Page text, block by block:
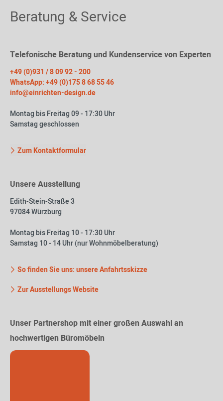
Beratung & Service
Telefonische Beratung und Kundenservice von Experten
+49 (0)931 / 8 09 92 - 200
WhatsApp: +49 (0)175 8 68 55 46
info@einrichten-design.de
Montag bis Freitag 09 - 17:30 Uhr
Samstag geschlossen
Zum Kontaktformular
Unsere Ausstellung
Edith-Stein-Straße 3
97084 Würzburg
Montag bis Freitag 10 - 17:30 Uhr
Samstag 10 - 14 Uhr (nur Wohnmöbelberatung)
So finden Sie uns: unsere Anfahrtsskizze
Zur Ausstellungs Website
Unser Partnershop mit einer großen Auswahl an
hochwertigen Büromöbeln